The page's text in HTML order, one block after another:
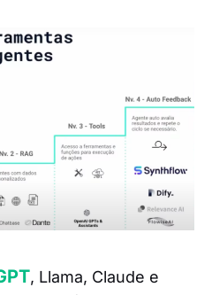
, Llama, Claude e